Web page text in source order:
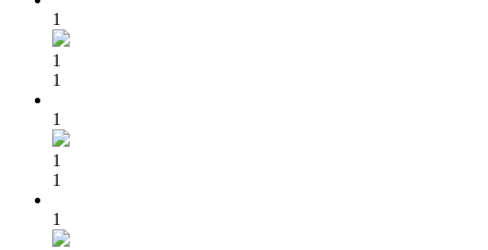
1
1
1
1
1
1
1